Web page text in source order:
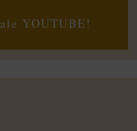
YOUTUBE!